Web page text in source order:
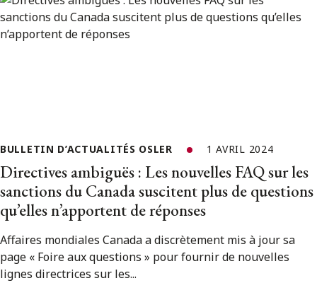
BULLETIN D’ACTUALITÉS OSLER 1 AVRIL 2024
Directives ambiguës : Les nouvelles FAQ sur les
sanctions du Canada suscitent plus de questions
qu’elles n’apportent de réponses
Affaires mondiales Canada a discrètement mis à jour sa
page « Foire aux questions » pour fournir de nouvelles
lignes directrices sur les...